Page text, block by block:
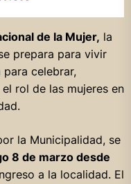
de la Mujer, la
prepara para vivir
celebrar,
rol de las mujeres en
la Municipalidad, se
8 de marzo desde
a la localidad. El